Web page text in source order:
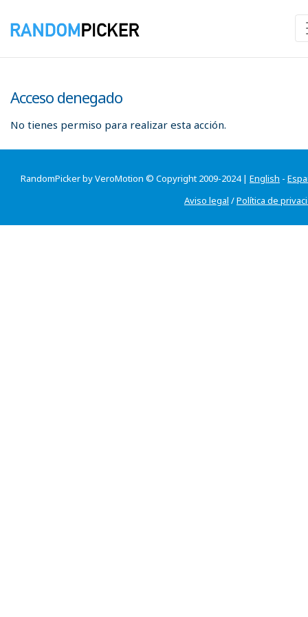
Acceso denegado
No tienes permiso para realizar esta acción.
RandomPicker by VeroMotion © Copyright 2009-2024 | English -
Aviso legal /Política de